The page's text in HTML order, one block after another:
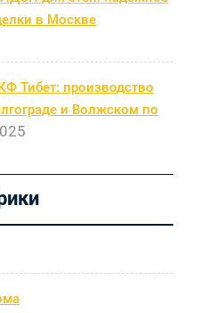
в Москве
Тибет: производство
и Волжском по